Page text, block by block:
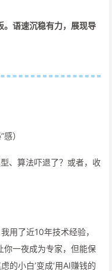
。语速沉稳有力，展现导
）
、算法吓退了？或者，收
用了近10年技术经验，
你一夜成为专家，但能保
的小白’变成‘用AI赚钱的